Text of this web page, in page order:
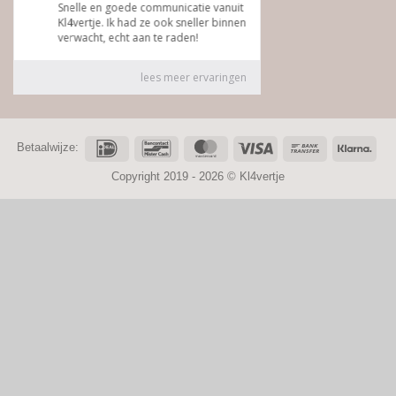
Betaalwijze: IDeal Bancontact MasterCard Visa
Bank
Copyright 2019 - 2026 © Kl4vertje